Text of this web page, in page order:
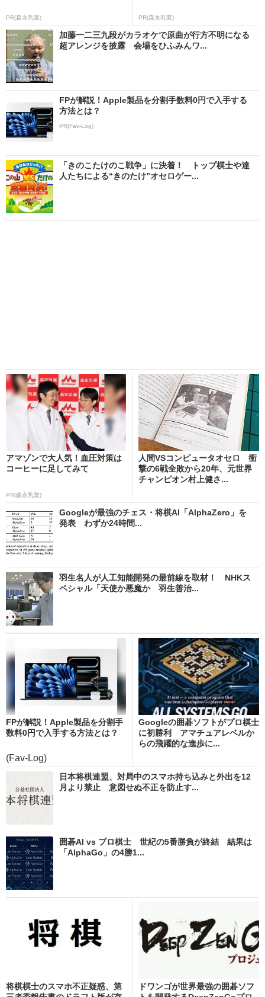
PR(森永乳業) PR(森永乳業)
加藤一二三九段がカラオケで原曲が行方不明になる
超アレンジを披露 会場をひふみんワ...
FPが解説！Apple製品を分割手数料0円で入手する
方法とは？
PR(Fav-Log)
「きのこたけのこ戦争」に決着！ トップ棋士や達
人たちによる“きのたけ”オセロゲー...
アマゾンで大人気！血圧対策は
コーヒーに足してみて
PR(森永乳業)
人間VSコンピュータオセロ 衝
撃の6戦全敗から20年、元世界
チャンピオン村上健さ...
Googleが最強のチェス・将棋AI「AlphaZero」を
発表 わずか24時間...
羽生名人が人工知能開発の最前線を取材！ NHKス
ペシャル「天使か悪魔か 羽生善治...
FPが解説！Apple製品を分割手
数料0円で入手する方法とは？
(Fav-Log)
Googleの囲碁ソフトがプロ棋士
に初勝利 アマチュアレベルか
らの飛躍的な進歩に...
日本将棋連盟、対局中のスマホ持ち込みと外出を12
月より禁止 意図せぬ不正を防止す...
囲碁AI vs プロ棋士 世紀の5番勝負が終結 結果は
「AlphaGo」の4勝1...
将棋棋士のスマホ不正疑惑、第
ドワンゴが世界最強の囲碁ソフ